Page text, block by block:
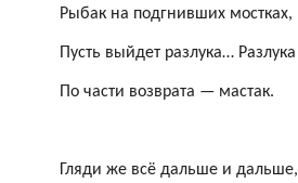
Рыбак на подгнивших мостках,
Пусть выйдет разлука… Разлука
По части возврата — мастак.
Гляди же всё дальше и дальше,